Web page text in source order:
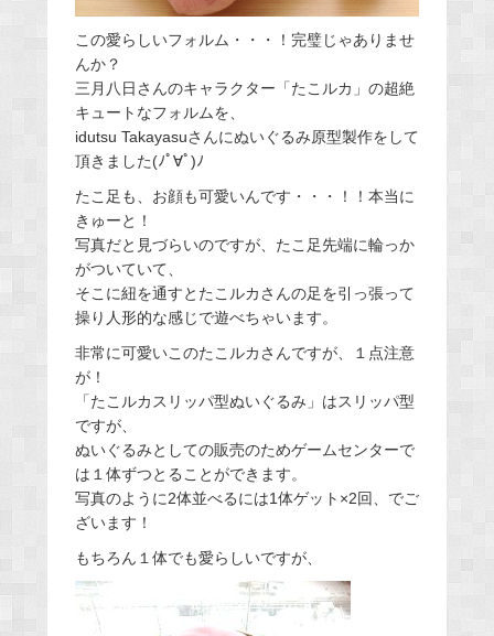
この愛らしいフォルム・・・！完璧じゃありませ
んか？
三月八日さんのキャラクター「たこルカ」の超絶
キュートなフォルムを、
idutsu Takayasuさんにぬいぐるみ原型製作をして
頂きました(ﾉﾟ∀ﾟ)ﾉ
たこ足も、お顔も可愛いんです・・・！！本当に
きゅーと！
写真だと見づらいのですが、たこ足先端に輪っか
がついていて、
そこに紐を通すとたこルカさんの足を引っ張って
操り人形的な感じで遊べちゃいます。
非常に可愛いこのたこルカさんですが、１点注意
が！
「たこルカスリッパ型ぬいぐるみ」はスリッパ型
ですが、
ぬいぐるみとしての販売のためゲームセンターで
は１体ずつとることができます。
写真のように2体並べるには1体ゲット×2回、でご
ざいます！
もちろん１体でも愛らしいですが、